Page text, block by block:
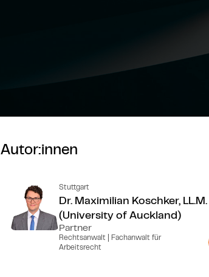
Autor:innen
Stuttgart
Dr. Maximilian Koschker, LL.M.
(University of Auckland)
Partner
Rechtsanwalt | Fachanwalt für
Arbeitsrecht